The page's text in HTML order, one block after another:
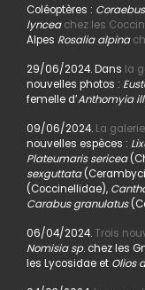
Coléoptères :
lyncea chez les
Alpes Rosalia alpina
29/06/2024. Dans la
nouvelles photos :
femelle d’Anthomyia
09/06/2024.La
nouvelles espèces :
Plateumaris sericea
sexguttata
(Coccinellidae),
Carabus granulatus
06/04/2024.Trois
Nomisia sp. chez les
les Lycosidae et Olios